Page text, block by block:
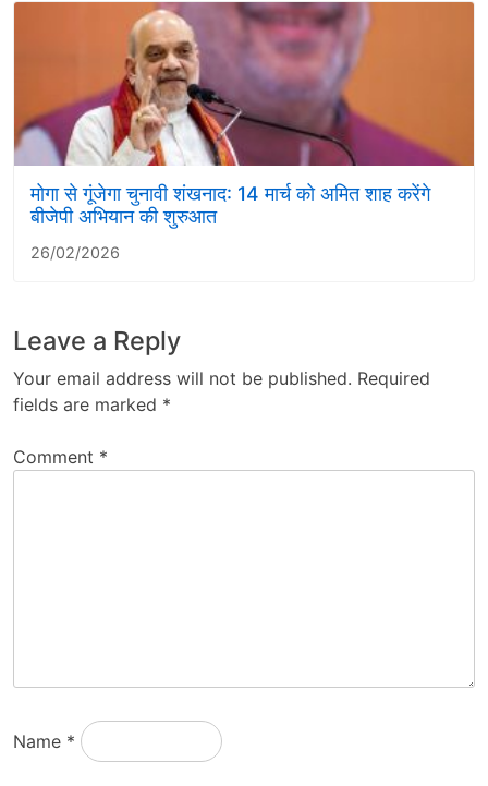
मोगा से गूंजेगा चुनावी शंखनाद: 14 मार्च को अमित शाह करेंगे
बीजेपी अभियान की शुरुआत
26/02/2026
Leave a Reply
Your email address will not be published. Required
fields are marked *
Comment *
Name *